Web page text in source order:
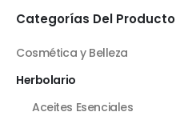
Categorías Del Producto
Cosmética y Belleza
Herbolario
Aceites Esenciales